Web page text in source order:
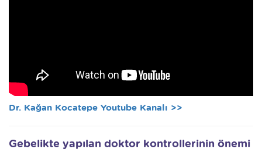
Dr. Kağan Kocatepe Youtube Kanalı >>
Gebelikte yapılan doktor kontrollerinin önemi